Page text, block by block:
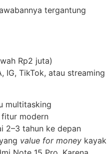
tergantung
Rp2 juta)
IG, TikTok, atau streaming
multitasking
fitur modern
2–3 tahun ke depan
value for money kayak